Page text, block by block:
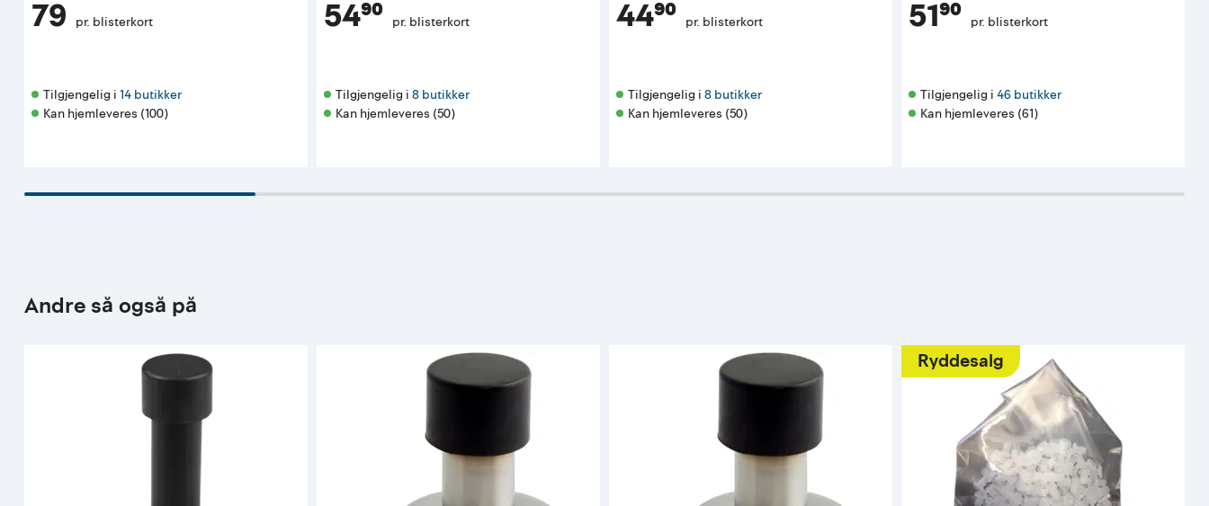
79 pr. blisterkort
Tilgjengelig i 14 butikker
Kan hjemleveres (100)
54⁹⁰ pr. blisterkort
Tilgjengelig i 8 butikker
Kan hjemleveres (50)
44⁹⁰ pr. blisterkort
Tilgjengelig i 8 butikker
Kan hjemleveres (50)
51⁹⁰ pr. blisterkort
Tilgjengelig i 46 butikker
Kan hjemleveres (61)
Andre så også på
Ryddesalg